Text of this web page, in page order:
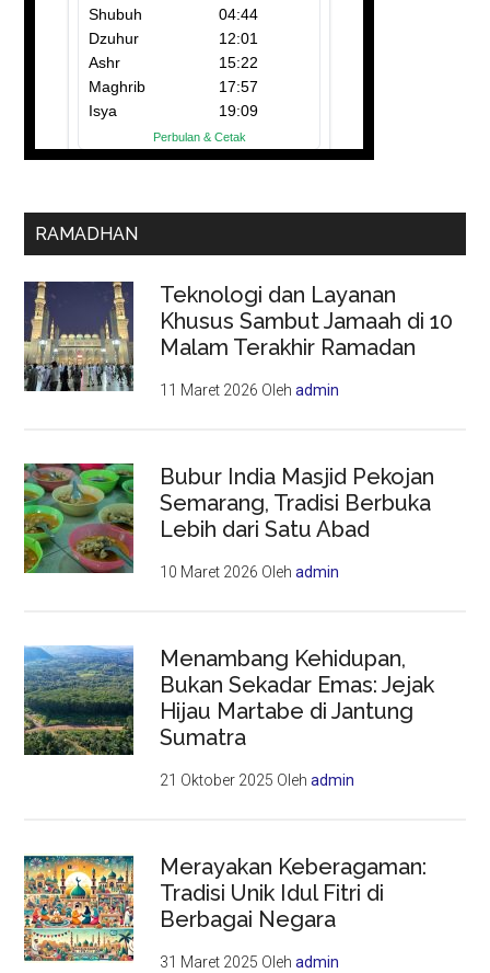
RAMADHAN
Teknologi dan Layanan
Khusus Sambut Jamaah di 10
Malam Terakhir Ramadan
11 Maret 2026 Olehadmin
Bubur India Masjid Pekojan
Semarang, Tradisi Berbuka
Lebih dari Satu Abad
10 Maret 2026 Olehadmin
Menambang Kehidupan,
Bukan Sekadar Emas: Jejak
Hijau Martabe di Jantung
Sumatra
21 Oktober 2025 Olehadmin
Merayakan Keberagaman:
Tradisi Unik Idul Fitri di
Berbagai Negara
31 Maret 2025 Olehadmin